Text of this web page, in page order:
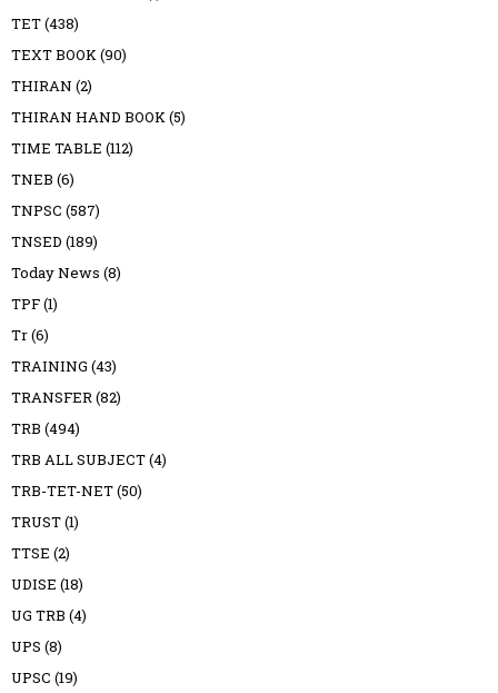
TET(438)
TEXT BOOK(90)
THIRAN (2)
THIRAN HAND BOOK(5)
TIME TABLE (112)
TNEB (6)
TNPSC (587)
TNSED (189)
Today News (8)
TPF(1)
Tr(6)
TRAINING (43)
TRANSFER(82)
TRB (494)
TRB ALL SUBJECT(4)
TRB-TET-NET(50)
TRUST(1)
TTSE (2)
UDISE (18)
UG TRB (4)
UPS (8)
UPSC (19)